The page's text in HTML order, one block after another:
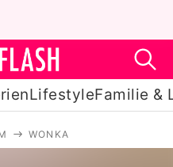
LifestyleFamilie &
WONKA